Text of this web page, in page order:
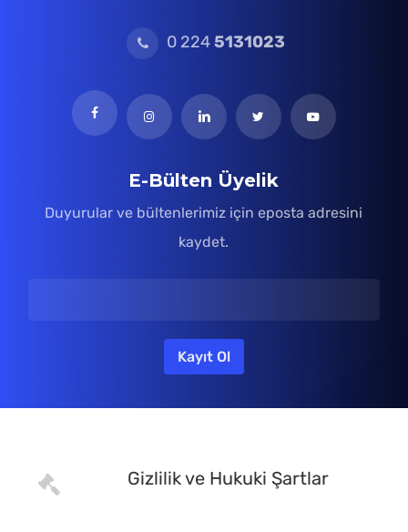
0 2245131023
E-Bülten Üyelik
Duyurular ve bültenlerimiz için eposta adresini
kaydet.
Gizlilik ve Hukuki Şartlar